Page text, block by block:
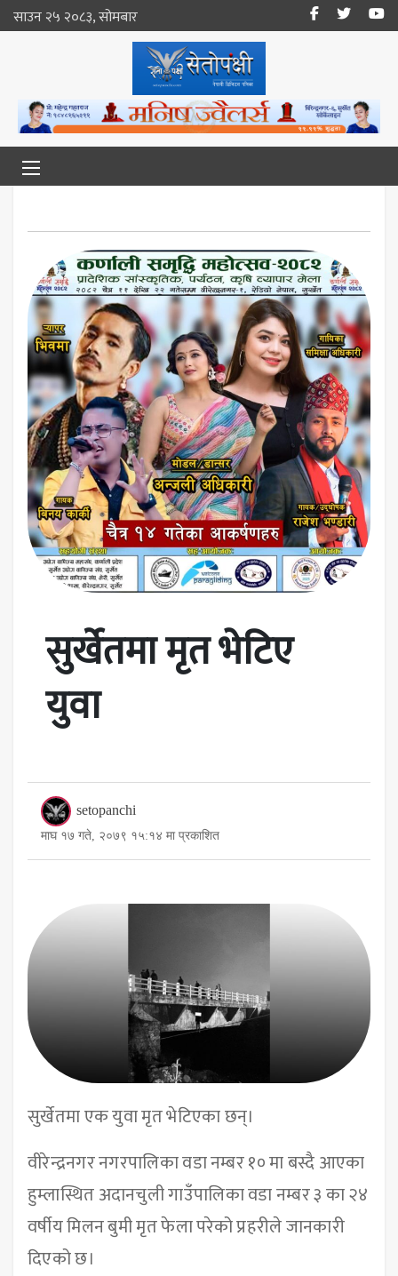
साउन २५ २०८३, सोमबार
सुर्खेतमा मृत भेटिए
युवा
setopanchi
माघ १७ गते, २०७९ १५:१४ मा प्रकाशित
सुर्खेतमा एक युवा मृत भेटिएका छन्।
वीरेन्द्रनगर नगरपालिका वडा नम्बर १० मा बस्दै आएका
हुम्लास्थित अदानचुली गाउँपालिका वडा नम्बर ३ का २४
वर्षीय मिलन बुमी मृत फेला परेको प्रहरीले जानकारी
दिएको छ।